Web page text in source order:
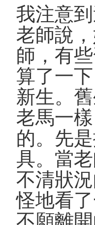
我注意
老師說
師，有
算了一
新生。
老馬一
的。先
具。當
不清狀
怪地看